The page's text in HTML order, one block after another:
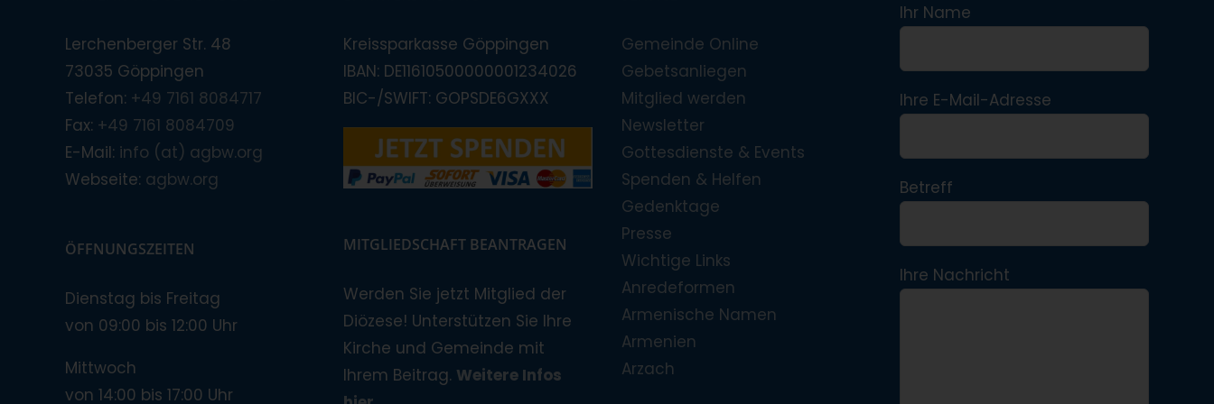
Lerchenberger Str. 48
73035 Göppingen
Telefon: +49 7161 8084717
Fax: +49 7161 8084709
E-Mail: info (at) agbw.org
Webseite: agbw.org
ÖFFNUNGSZEITEN
Dienstag bis Freitag
von 09:00 bis 12:00 Uhr
Mittwoch
von 14:00 bis 17:00 Uhr
Kreissparkasse Göppingen
IBAN: DE11610500000001234026
BIC-/SWIFT: GOPSDE6GXXX
MITGLIEDSCHAFT BEANTRAGEN
Werden Sie jetzt Mitglied der
Diözese! Unterstützen Sie Ihre
Kirche und Gemeinde mit
Ihrem Beitrag. Weitere Infos
Gemeinde Online
Gebetsanliegen
Mitglied werden
Newsletter
Gottesdienste & Events
Spenden & Helfen
Gedenktage
Presse
Wichtige Links
Anredeformen
Armenische Namen
Armenien
Arzach
Ihr Name
Ihre E-Mail-Adresse
Betreff
Ihre Nachricht